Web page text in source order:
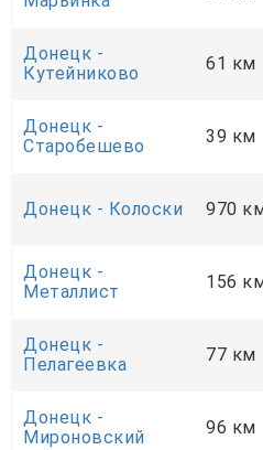
Донецк -
Кутейниково
61 км
Донецк -
Старобешево
39 км
Донецк - Колоски 970
Донецк -
Металлист
156
Донецк -
Пелагеевка
77 км
Донецк -
Мироновский
96 км